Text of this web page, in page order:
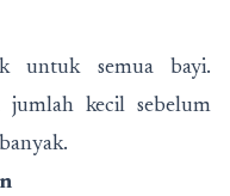
untuk semua bayi.
jumlah kecil sebelum